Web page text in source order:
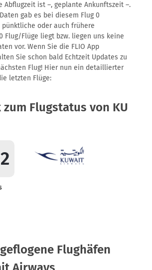
Abflugzeit ist –, geplante Ankunftszeit –.
gab es bei diesem Flug 0
pünktliche oder auch frühere
Flug/Flüge liegt bzw. liegen uns keine
vor. Wenn Sie die FLIO App
Sie schon bald Echtzeit Updates zu
Flug! Hier nun ein detaillierter
letzten Flüge:
Flugstatus von KU
Flughäfen